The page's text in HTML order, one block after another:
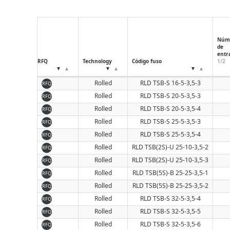
RFQ Technology Código fuso
de
1/2
RFQ Rolled RLD TSB-S 16-5-3,5-3
RFQ Rolled RLD TSB-S 20-5-3,5-3
RFQ Rolled RLD TSB-S 20-5-3,5-4
RFQ Rolled RLD TSB-S 25-5-3,5-3
RFQ Rolled RLD TSB-S 25-5-3,5-4
RFQ Rolled RLD TSB(2S)-U 25-10-3,5-2
RFQ Rolled RLD TSB(2S)-U 25-10-3,5-3
RFQ Rolled RLD TSB(5S)-B 25-25-3,5-1
RFQ Rolled RLD TSB(5S)-B 25-25-3,5-2
RFQ Rolled RLD TSB-S 32-5-3,5-4
RFQ Rolled RLD TSB-S 32-5-3,5-5
RFQ Rolled RLD TSB-S 32-5-3,5-6